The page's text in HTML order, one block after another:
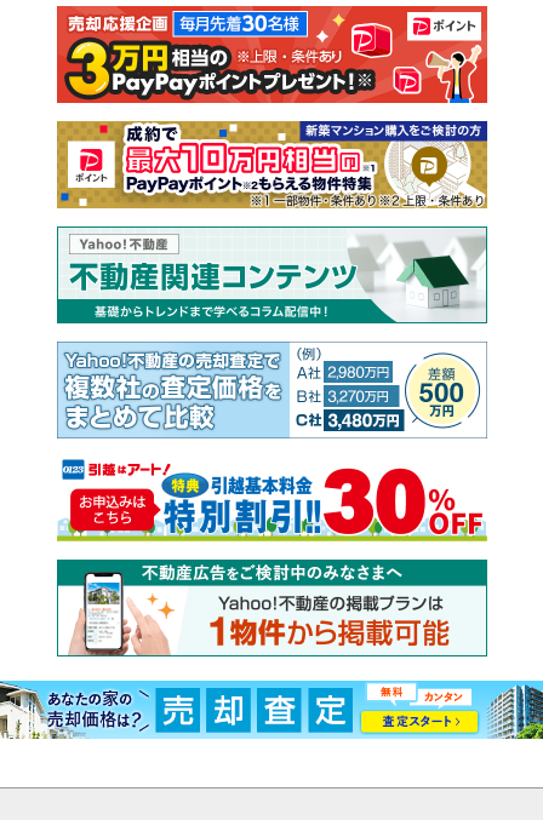
注文住宅 土地
売却査定